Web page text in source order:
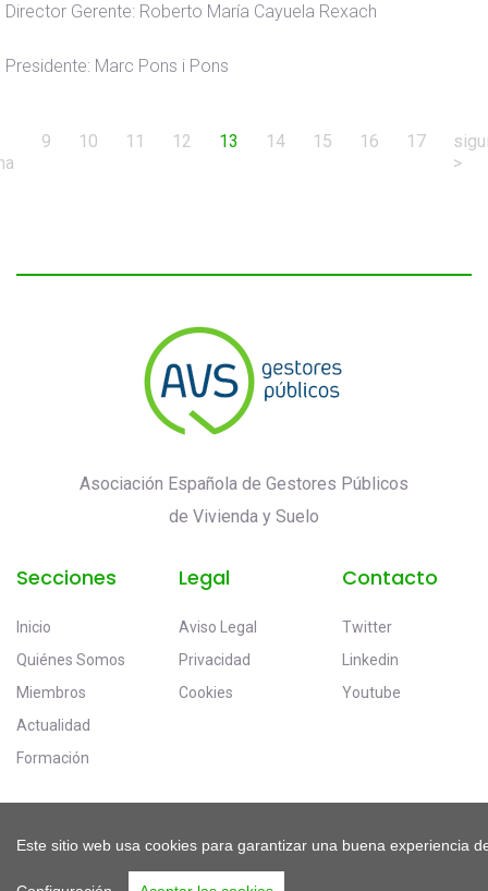
Este sitio web usa cookies para garantizar una buena experiencia
Director Gerente: Roberto María Cayuela Rexach
Presidente: Marc Pons i Pons
9 10 11 12 13 (current)
14 15 16 17
>
Asociación Española de Gestores Públicos
de Vivienda y Suelo
Secciones
Inicio
Quiénes Somos
Miembros
Actualidad
Formación
Legal
Aviso Legal
Privacidad
Cookies
Contacto
Twitter
Linkedin
Youtube